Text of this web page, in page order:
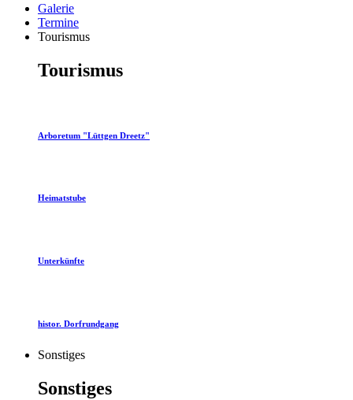
Galerie
Termine
Tourismus
Tourismus
Arboretum "Lüttgen Dreetz"
Heimatstube
Unterkünfte
histor. Dorfrundgang
Sonstiges
Sonstiges